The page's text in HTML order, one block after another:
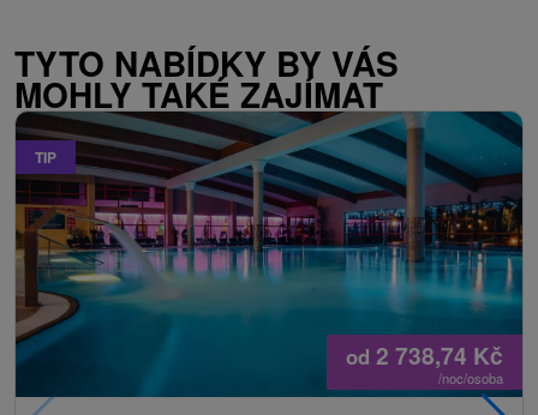
TYTO NABÍDKY BY VÁS
MOHLY TAKÉ ZAJÍMAT
TIP
od 2 738,74 Kč
/noc/osoba